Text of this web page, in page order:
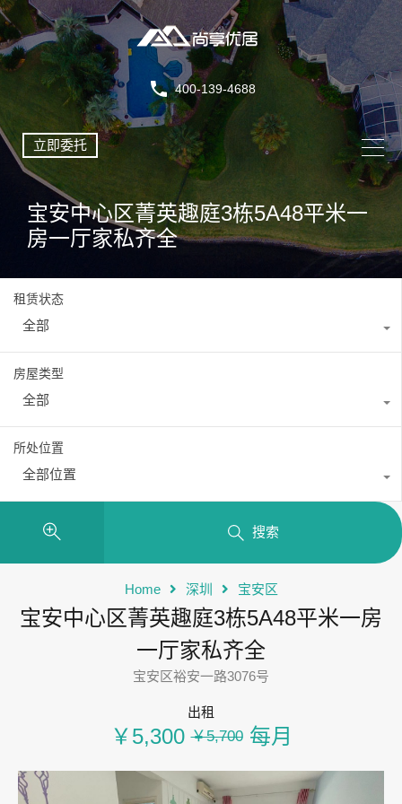
400-139-4688
立即委托
宝安中心区菁英趣庭3栋5A48平米一
房一厅家私齐全
租赁状态
全部
房屋类型
全部
所处位置
全部位置
搜索
Home 深圳 宝安区
宝安中心区菁英趣庭3栋5A48平米一房
一厅家私齐全
宝安区裕安一路3076号
出租
￥5,300 ￥5,700每月